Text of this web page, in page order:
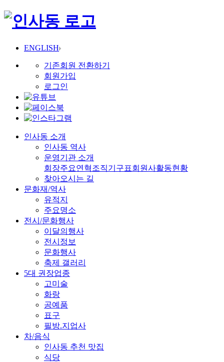
ENGLISH
기존회원 전환하기
회원가입
로그인
인사동 소개
인사동 역사
운영기관 소개
회장주요연혁조직기구표회원사활동현황
찾아오시는 길
문화재/역사
유적지
주요명소
전시/문화행사
이달의행사
전시정보
문화행사
축제 갤러리
5대 권장업종
고미술
화랑
공예품
표구
필방.지업사
차/음식
인사동 추천 맛집
식당